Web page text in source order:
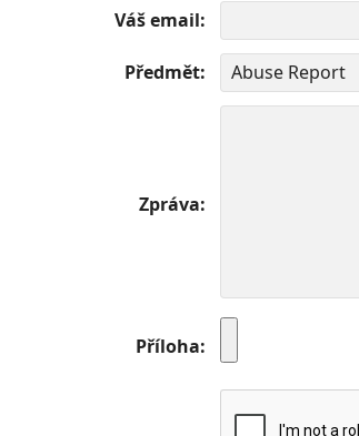
Váš email
Předmět
Zpráva
Příloha